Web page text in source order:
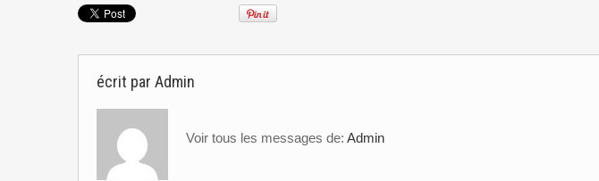
écrit par Admin
Voir tous les messages de: Admin